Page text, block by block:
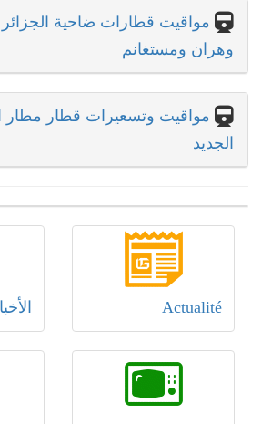
مواقيت قطارات ضاحية الجزائر
وهران ومستغانم
مواقيت وتسعيرات قطار مطار
الجديد
Actualité